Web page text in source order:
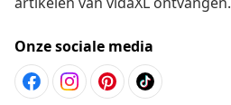
Onze sociale media